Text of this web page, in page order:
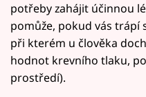
potřeby zahájit účinnou
pomůže, pokud vás trápí
při kterém u člověka
hodnot krevního tlaku,
prostředí).